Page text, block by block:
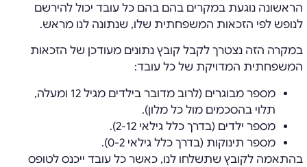
הראשונה נוגעת במקרים בהם בהם כל עובד יכול להירשם
לנופש לפי הזכאות המשפחתית שלו, שנתונה לנו מראש.
במקרה הזה נצטרך לקבל קובץ נתונים מעודכן של הזכאות
המשפחתית המדויקת של כל עובד:
מספר מבוגרים (לרוב מדובר בילדים מגיל 12 ומעלה,
תלוי בהסכמים מול כל מלון).
מספר ילדים (בדרך כלל גילאי 2-12).
מספר תינוקות (בדרך כלל גילאי 0-2).
בהתאמה לקובץ שתשלחו לנו, כאשר כל עובד ייכנס לטופס